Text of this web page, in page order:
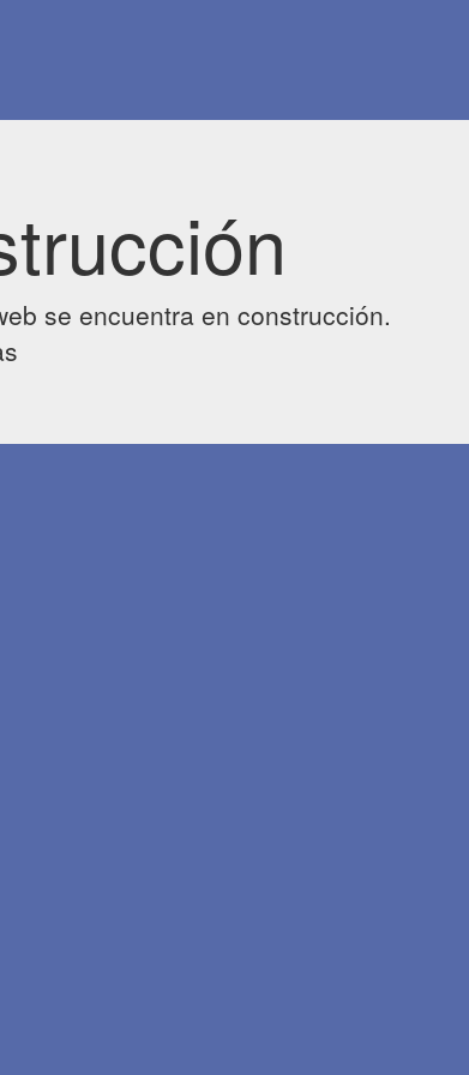
se encuentra en construcción.